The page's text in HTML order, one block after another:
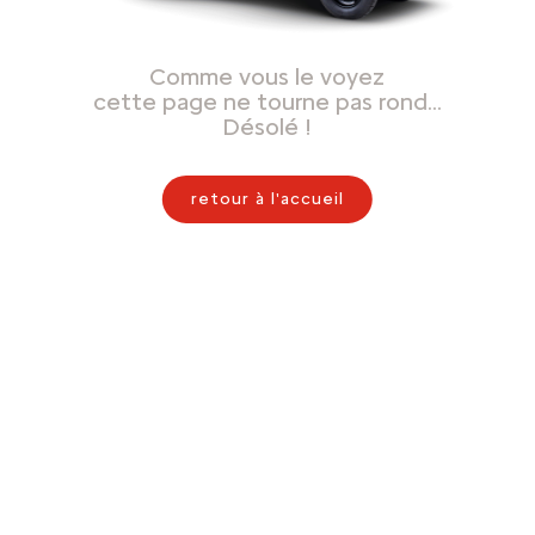
Comme vous le voyez
cette page ne tourne pas rond…
Désolé !
retour à l'accueil